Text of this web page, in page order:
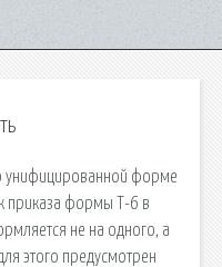
унифицированной форме
приказа формы Т-6 в
не на одного, а
этого предусмотрен